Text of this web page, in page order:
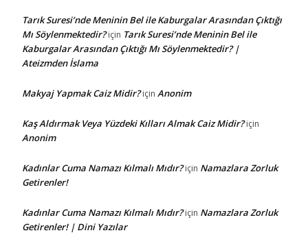
Tarık Suresi’nde Meninin Bel ile Kaburgalar Arasından Çıktığı
Mı Söylenmektedir?için Tarık Suresi’nde Meninin Bel ile
Kaburgalar Arasından Çıktığı Mı Söylenmektedir? |
Ateizmden İslama
Makyaj Yapmak Caiz Midir?için Anonim
Kaş Aldırmak Veya Yüzdeki Kılları Almak Caiz Midir?için
Anonim
Kadınlar Cuma Namazı Kılmalı Mıdır?için Namazlara Zorluk
Getirenler!
Kadınlar Cuma Namazı Kılmalı Mıdır?için Namazlara Zorluk
Getirenler! | Dini Yazılar